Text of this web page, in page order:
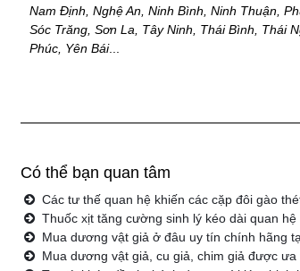
Nam Định, Nghệ An, Ninh Bình, Ninh Thuận,
Sóc Trăng, Sơn La, Tây Ninh, Thái Bình, Thái
Phúc, Yên Bái...
Có thể bạn quan tâm
Các tư thế quan hệ khiến các cặp đôi gào
Thuốc xịt tăng cường sinh lý kéo dài quan
Mua dương vật giả ở đâu uy tín chính hãng
Mua dương vật giả, cu giả, chim giả được